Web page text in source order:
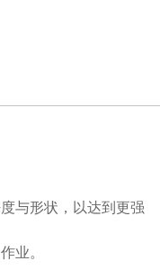
与形状，以达到更强
业。